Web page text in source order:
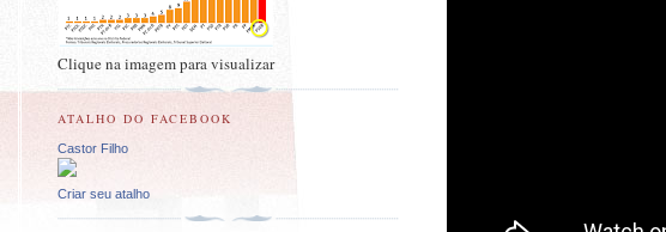
Clique na imagem para visualizar
ATALHO DO FACEBOOK
Castor Filho
Criar seu atalho